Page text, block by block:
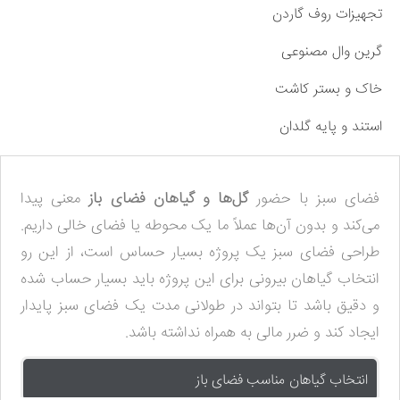
تجهیزات روف گاردن
گرین وال مصنوعی
خاک و بستر کاشت
استند و پایه گلدان
فضای سبز با حضورگل‌ها و گیاهان فضای بازمعنی پیدا
می‌کند و بدون آن‌ها عملاً ما یک محوطه یا فضای خالی داریم.
طراحی فضای سبز یک پروژه بسیار حساس است، از این رو
انتخاب گیاهان بیرونی برای این پروژه باید بسیار حساب شده
و دقیق باشد تا بتواند در طولانی مدت یک فضای سبز پایدار
ایجاد کند و ضرر مالی به همراه نداشته باشد.
انتخاب گیاهان مناسب فضای باز